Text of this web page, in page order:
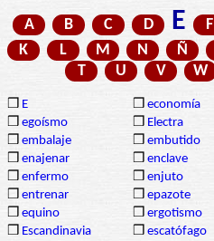
A B C D E F
K
L M N Ñ
T
U V W
❒ E ❒ economía
❒ egoísmo ❒ Electra
❒ embalaje ❒ embutido
❒ enajenar ❒ enclave
❒ enfermo ❒ enjuto
❒ entrenar ❒ epazote
❒ equino ❒ ergotismo
❒ Escandinavia ❒ escatófago